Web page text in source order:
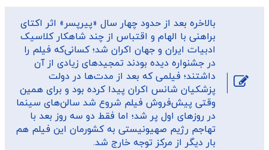
​بالاخره بعد از حدود چهار سال «پیرپسر» اثر اکتای
براهنی با الهام و اقتباس از چند شاهکار کلاسیک
ادبیات ایران و جهان اکران شد؛ کسانی‌‌که فیلم را
در جشنواره دیده بودند تمجیدهای زیادی از آن
داشتند؛ فیلمی که بعد از مدت‌‌ها در دولت
پزشکیان شانس اکران پیدا کرده بود و برای همین
وقتی پیش‌‌فروش فیلم شروع شد سالن‌‌های سینما
در روزهای اول پر شد؛ اما فقط دو سه روز بعد با
تهاجم رژیم صهیونیستی به کشورمان این فیلم هم
بار دیگر از مرکز توجه خارج شد.